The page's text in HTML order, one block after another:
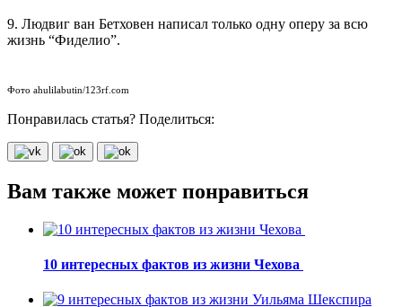
9. Людвиг ван Бетховен написал только одну оперу за всю
жизнь “Фиделио”.
Фото ahulilabutin/123rf.com
Понравилась статья? Поделиться:
Вам также может понравиться
10 интересных фактов из жизни Чехова